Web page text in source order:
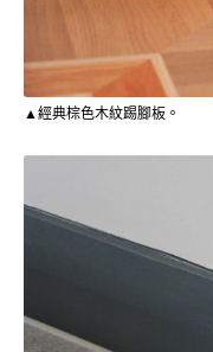
▲經典棕色木紋踢腳板。